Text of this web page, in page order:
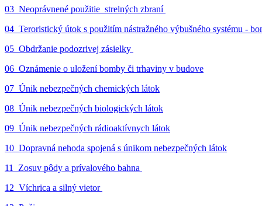
03_Neoprávnené použitie strelných zbraní
04_Teroristický útok s použitím nástražného výbušného systému -
05_Obdržanie podozrivej zásielky
06_Oznámenie o uložení bomby či trhaviny v budove
07_Únik nebezpečných chemických látok
08_Únik nebezpečných biologických látok
09_Únik nebezpečných rádioaktívnych látok
10_Dopravná nehoda spojená s únikom nebezpečných látok
11_Zosuv pôdy a prívalového bahna
12_Víchrica a silný vietor